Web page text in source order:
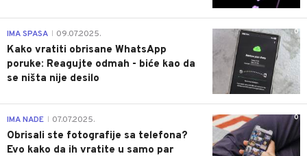
0
IMA SPASA 09.07.2025.
Kako vratiti obrisane WhatsApp
poruke: Reagujte odmah - biće kao da
se ništa nije desilo
0
IMA NADE 07.07.2025.
Obrisali ste fotografije sa telefona?
Evo kako da ih vratite u samo par